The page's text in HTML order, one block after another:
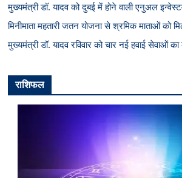
मुख्यमंत्री डॉ. यादव को दुबई में होने वाली एनुअल
मिनीमाता महतारी जतन योजना से श्रमिक माताओं को
मुख्यमंत्री डॉ. यादव रविवार को चार नई हवाई सेवाओं
राशिफल